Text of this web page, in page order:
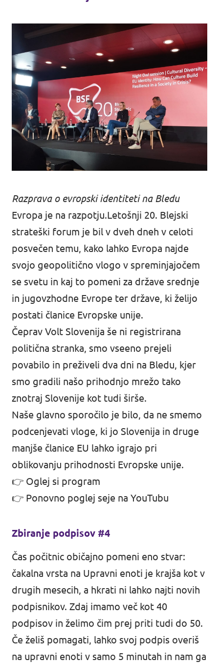
Razprava o evropski identiteti na Bledu
Evropa je na razpotju.Letošnji 20. Blejski
strateški forum je bil v dveh dneh v celoti
posvečen temu, kako lahko Evropa najde
svojo geopolitično vlogo v spreminjajočem
se svetu in kaj to pomeni za države srednje
in jugovzhodne Evrope ter države, ki želijo
postati članice Evropske unije.
Čeprav Volt Slovenija še ni registrirana
politična stranka, smo vseeno prejeli
povabilo in preživeli dva dni na Bledu, kjer
smo gradili našo prihodnjo mrežo tako
znotraj Slovenije kot tudi širše.
Naše glavno sporočilo je bilo, da ne smemo
podcenjevati vloge, ki jo Slovenija in druge
manjše članice EU lahko igrajo pri
oblikovanju prihodnosti Evropske unije.
👉 Oglej si program
👉 Ponovno poglej seje na YouTubu
Zbiranje podpisov #4
Čas počitnic običajno pomeni eno stvar:
čakalna vrsta na Upravni enoti je krajša kot v
drugih mesecih, a hkrati ni lahko najti novih
podpisnikov. Zdaj imamo več kot 40
podpisov in želimo čim prej priti tudi do 50.
Če želiš pomagati, lahko svoj podpis overiš
na upravni enoti v samo 5 minutah in nam ga